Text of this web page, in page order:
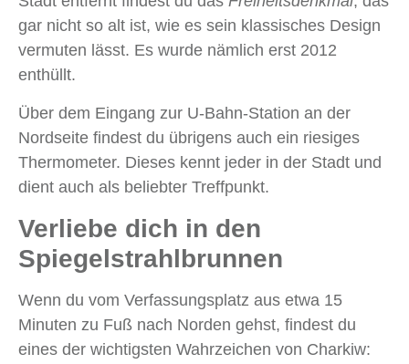
gar nicht so alt ist, wie es sein klassisches Design
vermuten lässt. Es wurde nämlich erst 2012
enthüllt.
Über dem Eingang zur U-Bahn-Station an der
Nordseite findest du übrigens auch ein riesiges
Thermometer. Dieses kennt jeder in der Stadt und
dient auch als beliebter Treffpunkt.
Verliebe dich in den
Spiegelstrahlbrunnen
Wenn du vom Verfassungsplatz aus etwa 15
Minuten zu Fuß nach Norden gehst, findest du
eines der wichtigsten Wahrzeichen von Charkiw: